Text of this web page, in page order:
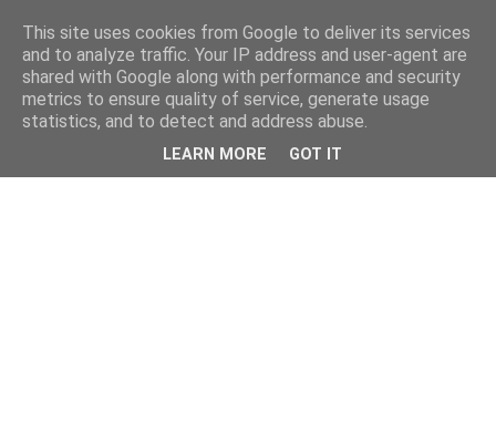
This site uses cookies from Google to deliver its services
and to analyze traffic. Your IP address and user-agent are
shared with Google along with performance and security
metrics to ensure quality of service, generate usage
statistics, and to detect and address abuse.
LEARN MORE GOT IT